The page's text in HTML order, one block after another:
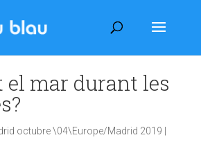
mar durant les
octubre \04\Europe/Madrid 2019